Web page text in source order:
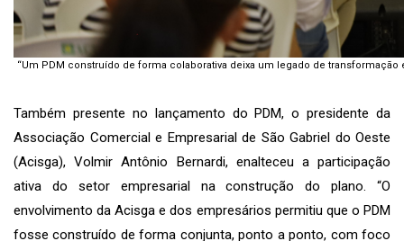
“Um PDM construído de forma colaborativa deixa um legado de
Também presente no lançamento do PDM, o presidente da
Associação Comercial e Empresarial de São Gabriel do Oeste
(Acisga), Volmir Antônio Bernardi, enalteceu a participação
ativa do setor empresarial na construção do plano. “O
envolvimento da Acisga e dos empresários permitiu que o PDM
fosse construído de forma conjunta, ponto a ponto, com foco